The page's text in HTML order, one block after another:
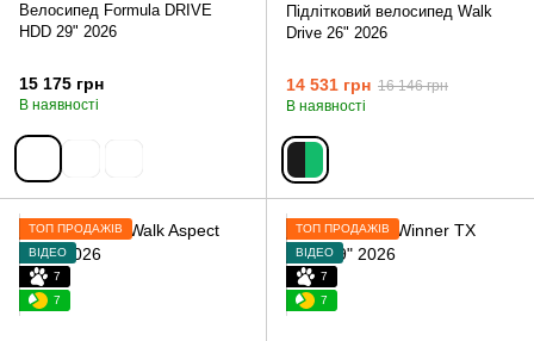
Велосипед Formula DRIVE
HDD 29" 2026
15 175 грн
В наявності
Підлітковий велосипед Walk
Drive 26" 2026
14 531 грн 16 146 грн
В наявності
ТОП ПРОДАЖІВ
ВІДЕО
7
7
ТОП ПРОДАЖІВ
ВІДЕО
7
7